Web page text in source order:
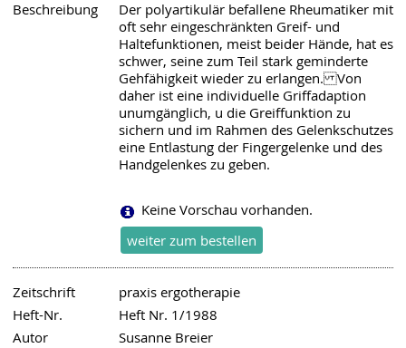
Beschreibung
Der polyartikulär befallene Rheumatiker mit
oft sehr eingeschränkten Greif- und
Haltefunktionen, meist beider Hände, hat es
schwer, seine zum Teil stark geminderte
Gehfähigkeit wieder zu erlangen. Von
daher ist eine individuelle Griffadaption
unumgänglich, u die Greiffunktion zu
sichern und im Rahmen des Gelenkschutzes
eine Entlastung der Fingergelenke und des
Handgelenkes zu geben.
Keine Vorschau vorhanden.
Zeitschrift
praxis ergotherapie
Heft-Nr.
Heft Nr. 1/1988
Autor
Susanne Breier